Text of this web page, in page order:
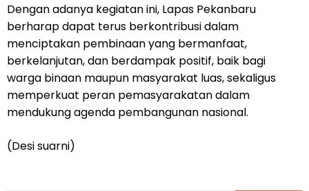
Dengan adanya kegiatan ini, Lapas Pekanbaru
berharap dapat terus berkontribusi dalam
menciptakan pembinaan yang bermanfaat,
berkelanjutan, dan berdampak positif, baik bagi
warga binaan maupun masyarakat luas, sekaligus
memperkuat peran pemasyarakatan dalam
mendukung agenda pembangunan nasional.
(Desi suarni)